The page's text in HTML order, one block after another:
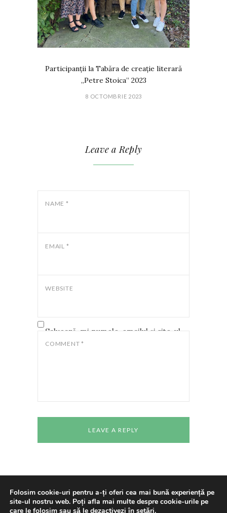
Participanții la Tabăra de creație literară
„Petre Stoica” 2023
8 OCTOMBRIE 2023
Leave a Reply
NAME *
EMAIL *
WEBSITE
Salvează-mi numele, emailul și site-ul
web în acest navigator pentru data
COMMENT *
Copyright © 2024 All rights reserved Casa de
Folosim cookie-uri pentru a-ți oferi cea mai bună experiență pe
site-ul nostru web. Poți afla mai multe despre cookie-urile pe
care le folosim sau să le dezactivezi în setări.